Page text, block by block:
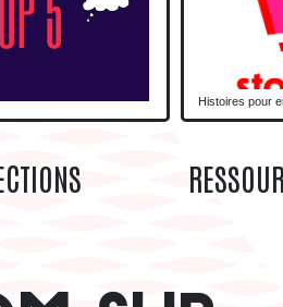
Histoires pour